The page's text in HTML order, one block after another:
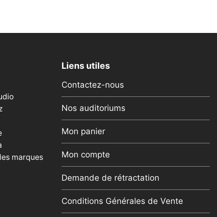
marques
Liens utiles
Contactez-nous
Nos auditoriums
Mon panier
Mon compte
Demande de rétractation
Conditions Générales de Vente